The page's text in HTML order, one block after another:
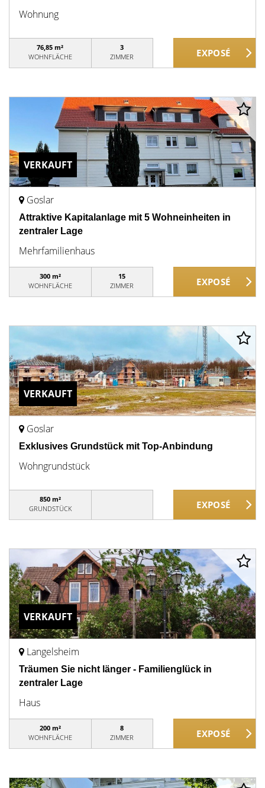
Wohnung
76,85 m²
WOHNFLÄCHE
3
ZIMMER
VERKAUFT
Goslar
Attraktive Kapitalanlage mit 5 Wohneinheiten in
zentraler Lage
Mehrfamilienhaus
300 m²
WOHNFLÄCHE
15
ZIMMER
VERKAUFT
Goslar
Exklusives Grundstück mit Top-Anbindung
Wohngrundstück
850 m²
GRUNDSTÜCK
VERKAUFT
Langelsheim
Träumen Sie nicht länger - Familienglück in
zentraler Lage
Haus
200 m²
WOHNFLÄCHE
8
ZIMMER